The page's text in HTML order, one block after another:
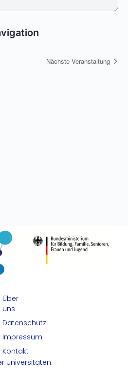
Nächste Veranstaltung
Über
uns
Datenschutz
Impressum
Kontakt
Universitäten: